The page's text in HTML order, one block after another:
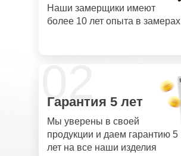
Наши замерщики имеют
более 10 лет опыта в замерах
02
Гарантия 5 лет
Мы уверены в своей
продукции и даем гарантию 5
лет на все наши изделия